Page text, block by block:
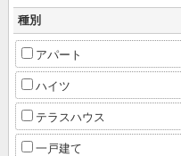
種別
アパート
ハイツ
テラスハウス
一戸建て